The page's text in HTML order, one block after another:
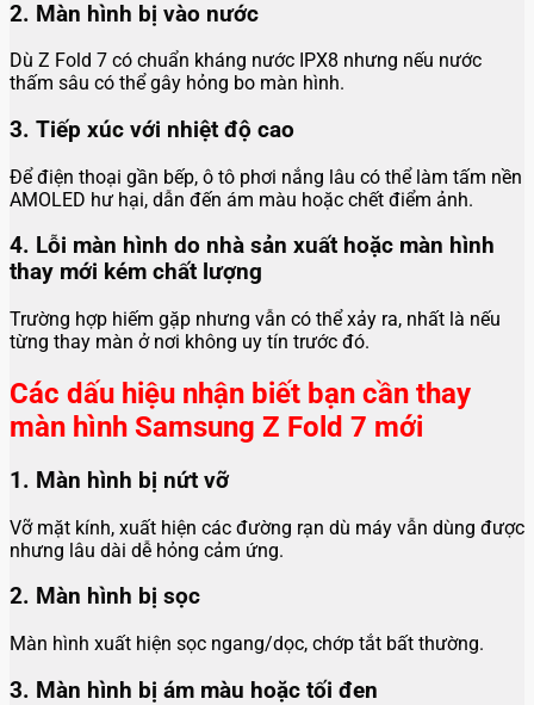
2. Màn hình bị vào nước
Dù Z Fold 7 có chuẩn kháng nước IPX8 nhưng nếu nước
thấm sâu có thể gây hỏng bo màn hình.
3. Tiếp xúc với nhiệt độ cao
Để điện thoại gần bếp, ô tô phơi nắng lâu có thể làm tấm nền
AMOLED hư hại, dẫn đến ám màu hoặc chết điểm ảnh.
4. Lỗi màn hình do nhà sản xuất hoặc màn hình
thay mới kém chất lượng
Trường hợp hiếm gặp nhưng vẫn có thể xảy ra, nhất là nếu
từng thay màn ở nơi không uy tín trước đó.
Các dấu hiệu nhận biết bạn cần thay
màn hình Samsung Z Fold 7 mới
1. Màn hình bị nứt vỡ
Vỡ mặt kính, xuất hiện các đường rạn dù máy vẫn dùng được
nhưng lâu dài dễ hỏng cảm ứng.
2. Màn hình bị sọc
Màn hình xuất hiện sọc ngang/dọc, chớp tắt bất thường.
3. Màn hình bị ám màu hoặc tối đen